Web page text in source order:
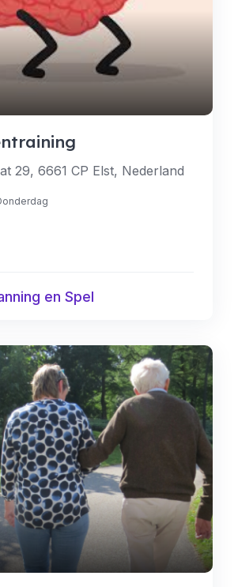
29, 6661 CP Elst, Nederland
en Spel